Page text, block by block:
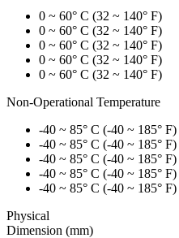
0 ~ 60° C (32 ~ 140° F)
0 ~ 60° C (32 ~ 140° F)
0 ~ 60° C (32 ~ 140° F)
0 ~ 60° C (32 ~ 140° F)
0 ~ 60° C (32 ~ 140° F)
Non-Operational Temperature
-40 ~ 85° C (-40 ~ 185° F)
-40 ~ 85° C (-40 ~ 185° F)
-40 ~ 85° C (-40 ~ 185° F)
-40 ~ 85° C (-40 ~ 185° F)
-40 ~ 85° C (-40 ~ 185° F)
Physical
Dimension (mm)